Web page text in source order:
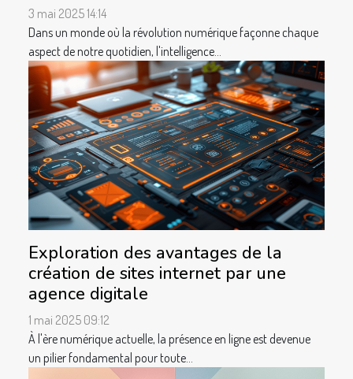
3 mai 2025 14:14
Dans un monde où la révolution numérique façonne chaque
aspect de notre quotidien, l'intelligence...
Exploration des avantages de la
création de sites internet par une
agence digitale
1 mai 2025 09:12
À l'ère numérique actuelle, la présence en ligne est devenue
un pilier fondamental pour toute...